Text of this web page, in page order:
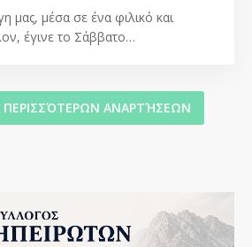
μας, μέσα σε ένα φιλικό και
έγινε το Σάββατο…
ΑΝΑΡΤΉΣΕΩΝ